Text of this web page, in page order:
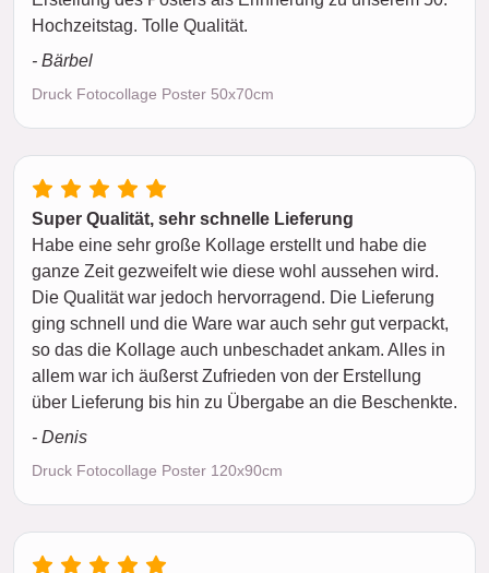
Hochzeitstag. Tolle Qualität.
- Bärbel
Druck Fotocollage Poster 50x70cm
Super Qualität, sehr schnelle Lieferung
Habe eine sehr große Kollage erstellt und habe die
ganze Zeit gezweifelt wie diese wohl aussehen wird.
Die Qualität war jedoch hervorragend. Die Lieferung
ging schnell und die Ware war auch sehr gut verpackt,
so das die Kollage auch unbeschadet ankam. Alles in
allem war ich äußerst Zufrieden von der Erstellung
über Lieferung bis hin zu Übergabe an die Beschenkte.
- Denis
Druck Fotocollage Poster 120x90cm